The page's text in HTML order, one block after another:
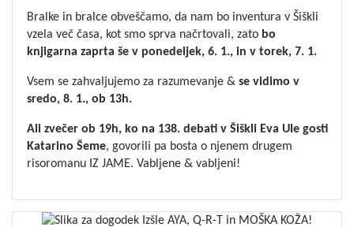
Bralke in bralce obveščamo, da nam bo inventura v Šiškli
vzela več časa, kot smo sprva načrtovali, zato bo
knjigarna zaprta še v ponedeljek, 6. 1., in v torek, 7. 1.
Vsem se zahvaljujemo za razumevanje &se vidimo v
sredo, 8. 1., ob 13h.
Ali zvečer ob 19h, ko na 138. debati v Šiškli Eva Ule gosti
Katarino Šeme, govorili pa bosta o njenem drugem
risoromanu IZ JAME. Vabljene & vabljeni!